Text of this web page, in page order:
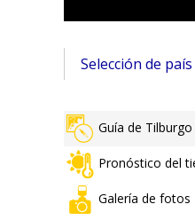
Selección de país
Guía de Tilburgo
Pronóstico del
Galería de fotos